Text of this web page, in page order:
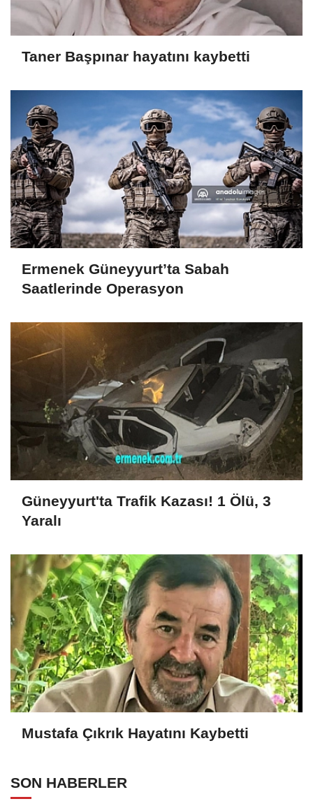
Taner Başpınar hayatını kaybetti
Ermenek Güneyyurt’ta Sabah
Saatlerinde Operasyon
Güneyyurt'ta Trafik Kazası! 1 Ölü, 3
Yaralı
Mustafa Çıkrık Hayatını Kaybetti
SON HABERLER